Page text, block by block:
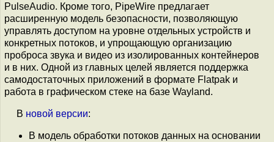
PulseAudio. Кроме того, PipeWire предлагает
расширенную модель безопасности, позволяющую
управлять доступом на уровне отдельных устройств и
конкретных потоков, и упрощающую организацию
проброса звука и видео из изолированных контейнеров
и в них. Одной из главных целей является поддержка
самодостаточных приложений в формате Flatpak и
работа в графическом стеке на базе Wayland.
В новой версии:
В модель обработки потоков данных на основании